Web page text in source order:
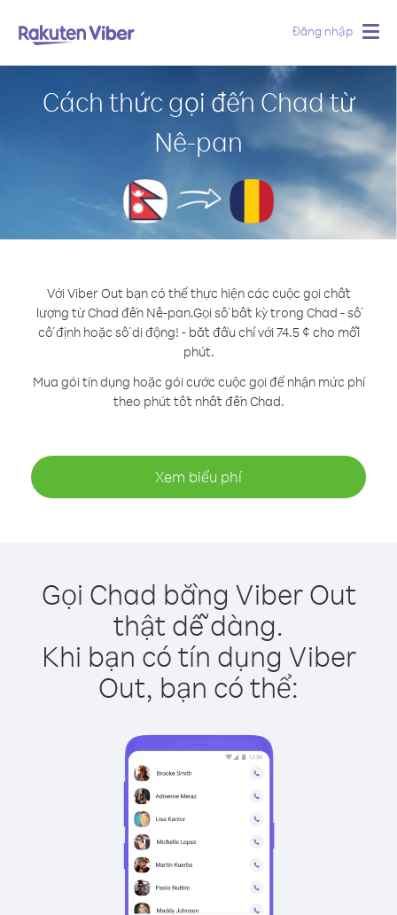
Đăng nhập
Cách thức gọi đến Chad từ
Nê-pan
Với Viber Out bạn có thể thực hiện các cuộc gọi chất
lượng từ Chad đến Nê-pan.Gọi số bất kỳ trong Chad - số
cố định hoặc số di động! - bắt đầu chỉ với 74.5 ¢ cho mỗi
phút.
Mua gói tín dụng hoặc gói cước cuộc gọi để nhận mức phí
theo phút tốt nhất đến Chad.
Xem biểu phí
Gọi Chad bằng Viber Out
thật dễ dàng.
Khi bạn có tín dụng Viber
Out, bạn có thể: